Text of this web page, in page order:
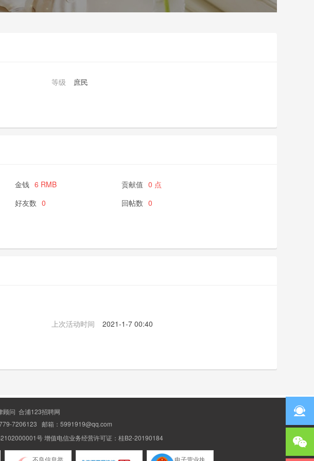
等级
庶民
金钱 6 RMB 贡献值 0 点
好友数 0 回帖数 0
上次活动时间
2021-1-7 00:40
顾问 合浦123招聘网
7206123 邮箱：5991919@qq.com
号增值电信业务经营许可证：桂B2-20190184
不良信息举 电子营业执